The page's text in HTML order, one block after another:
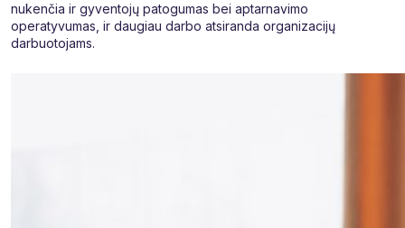
nukenčia ir gyventojų patogumas bei aptarnavimo
operatyvumas, ir daugiau darbo atsiranda organizacijų
darbuotojams.